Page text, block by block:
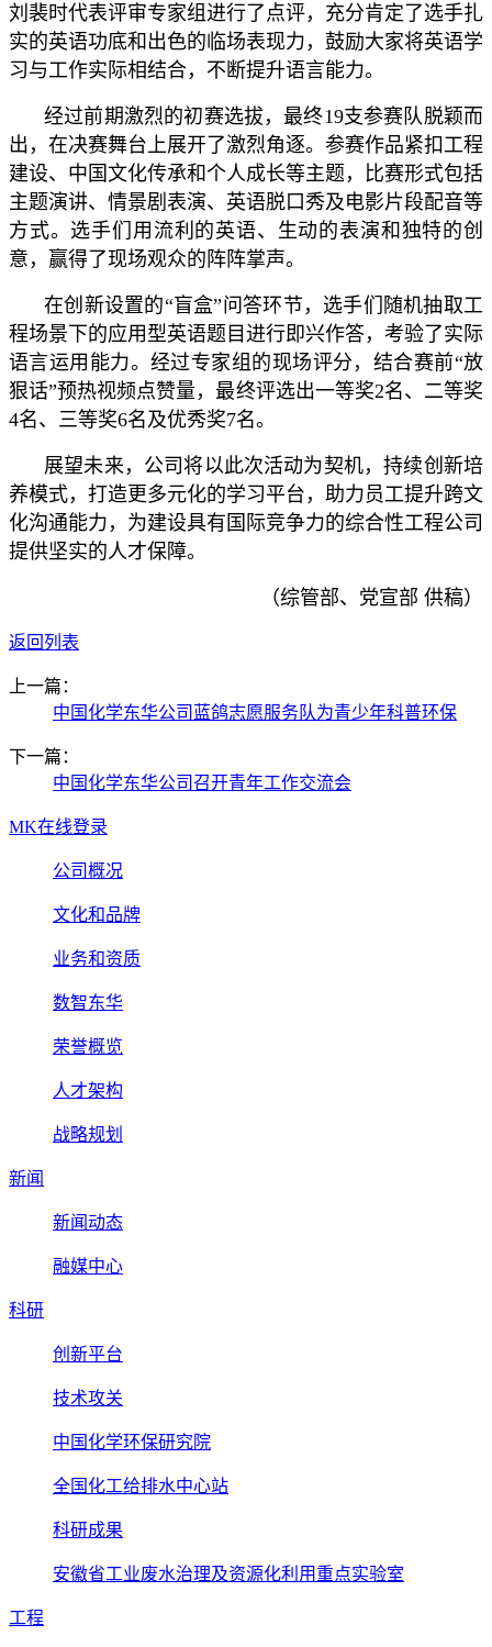
刘裴时代表评审专家组进行了点评，充分肯定了选手扎
实的英语功底和出色的临场表现力，鼓励大家将英语学
习与工作实际相结合，不断提升语言能力。
经过前期激烈的初赛选拔，最终19支参赛队脱颖而
出，在决赛舞台上展开了激烈角逐。参赛作品紧扣工程
建设、中国文化传承和个人成长等主题，比赛形式包括
主题演讲、情景剧表演、英语脱口秀及电影片段配音等
方式。选手们用流利的英语、生动的表演和独特的创
意，赢得了现场观众的阵阵掌声。
在创新设置的“盲盒”问答环节，选手们随机抽取工
程场景下的应用型英语题目进行即兴作答，考验了实际
语言运用能力。经过专家组的现场评分，结合赛前“放
狠话”预热视频点赞量，最终评选出一等奖2名、二等奖
4名、三等奖6名及优秀奖7名。
展望未来，公司将以此次活动为契机，持续创新培
养模式，打造更多元化的学习平台，助力员工提升跨文
化沟通能力，为建设具有国际竞争力的综合性工程公司
提供坚实的人才保障。
（综管部、党宣部 供稿）
返回列表
上一篇：
中国化学东华公司蓝鸽志愿服务队为青少年科普环保
下一篇：
中国化学东华公司召开青年工作交流会
MK在线登录
公司概况
文化和品牌
业务和资质
数智东华
荣誉概览
人才架构
战略规划
新闻
新闻动态
融媒中心
科研
创新平台
技术攻关
中国化学环保研究院
全国化工给排水中心站
科研成果
安徽省工业废水治理及资源化利用重点实验室
工程